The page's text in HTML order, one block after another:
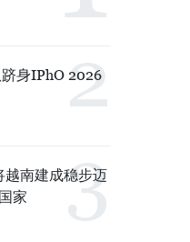
身IPhO 2026
越南建成稳步迈
家